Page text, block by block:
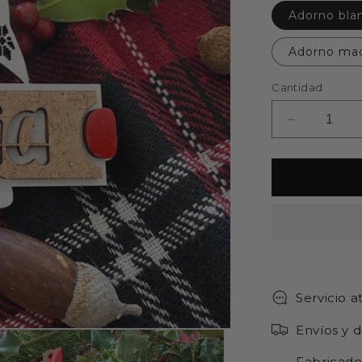
Adorno
Cantidad
Reducir
cantidad
para
navidad
Servicio
Envíos y